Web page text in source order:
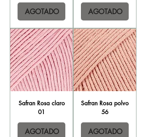
AGOTADO AGOTADO
Safran Rosa claro
01
AGOTADO
Safran Rosa polvo
56
AGOTADO